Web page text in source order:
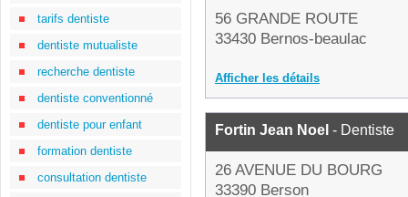
tarifs dentiste
dentiste mutualiste
recherche dentiste
dentiste conventionné
dentiste pour enfant
formation dentiste
consultation dentiste
56 GRANDE ROUTE
33430 Bernos-beaulac
Afficher les détails
Fortin Jean Noel - Dentiste
26 AVENUE DU BOURG
33390 Berson